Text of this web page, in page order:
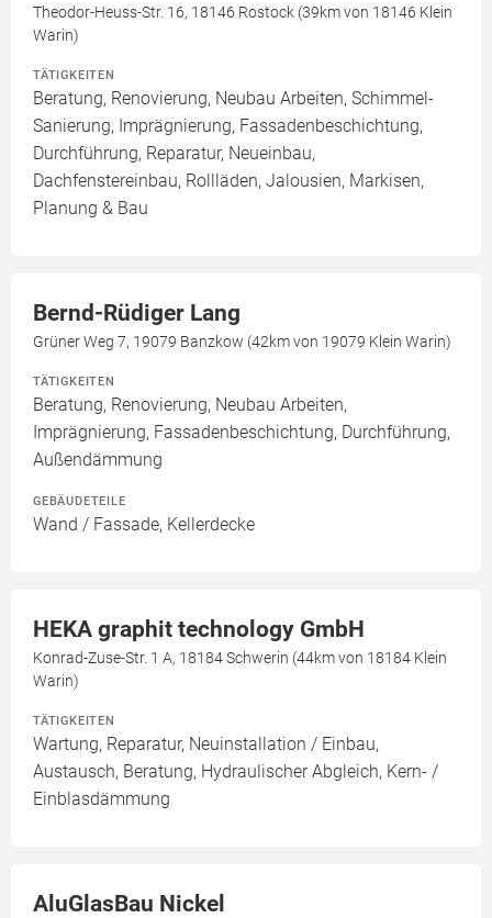
Theodor-Heuss-Str. 16, 18146 Rostock (39km von 18146 Klein
Warin)
TÄTIGKEITEN
Beratung, Renovierung, Neubau Arbeiten, Schimmel-
Sanierung, Imprägnierung, Fassadenbeschichtung,
Durchführung, Reparatur, Neueinbau,
Dachfenstereinbau, Rollläden, Jalousien, Markisen,
Planung & Bau
Bernd-Rüdiger Lang
Grüner Weg 7, 19079 Banzkow (42km von 19079 Klein Warin)
TÄTIGKEITEN
Beratung, Renovierung, Neubau Arbeiten,
Imprägnierung, Fassadenbeschichtung, Durchführung,
Außendämmung
GEBÄUDETEILE
Wand / Fassade, Kellerdecke
HEKA graphit technology GmbH
Konrad-Zuse-Str. 1 A, 18184 Schwerin (44km von 18184 Klein
Warin)
TÄTIGKEITEN
Wartung, Reparatur, Neuinstallation / Einbau,
Austausch, Beratung, Hydraulischer Abgleich, Kern- /
Einblasdämmung
AluGlasBau Nickel